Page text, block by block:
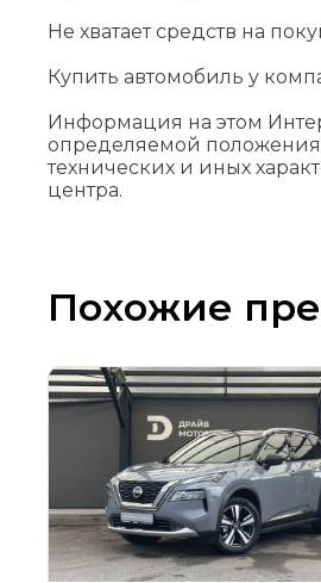
Не хватает средств на
Купить автомобиль у
Информация на этом
определяемой
технических и иных
центра.
Похожие